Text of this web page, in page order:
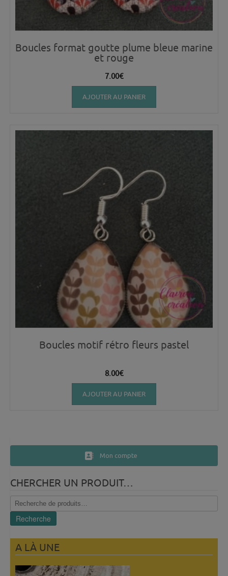
Boucles format goutte plume bleue marine
et rouge
7.00€
AJOUTER AU PANIER
Boucles motif rétro fleurs pastel
8.00€
AJOUTER AU PANIER
Mon compte
CHERCHER UN PRODUIT…
Recherche
pour :
Recherche
A LÀ UNE